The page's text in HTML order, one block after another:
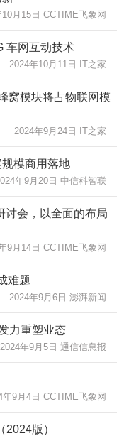
10月15日 CCTIME飞象网
车网互动技术
2024年10月11日 IT之家
窝模块将占物联网模
2024年9月24日 IT之家
规模商用落地
年9月20日 中信科智联
讨会，以全面的布局
9月14日 CCTIME飞象网
难题
2024年9月6日 澎湃新闻
力重塑业态
2024年9月5日 通信信息报
年9月4日 CCTIME飞象网
版）